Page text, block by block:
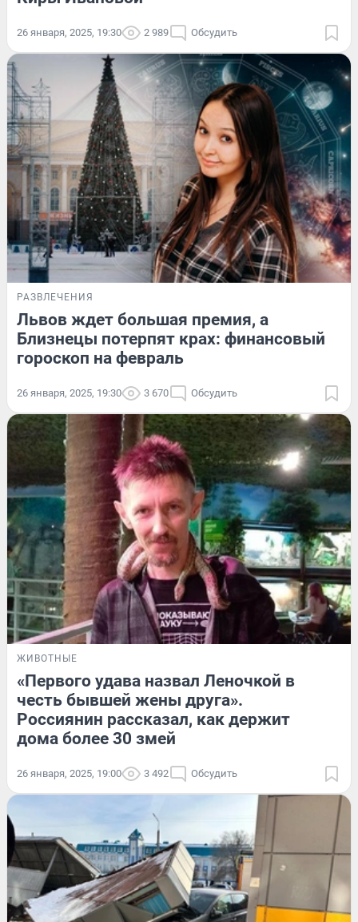
26 января, 2025, 19:30 2 989 Обсудить
РАЗВЛЕЧЕНИЯ
Львов ждет большая премия, а
Близнецы потерпят крах: финансовый
гороскоп на февраль
26 января, 2025, 19:30 3 670 Обсудить
ЖИВОТНЫЕ
«Первого удава назвал Леночкой в
честь бывшей жены друга».
Россиянин рассказал, как держит
дома более 30 змей
26 января, 2025, 19:00 3 492 Обсудить